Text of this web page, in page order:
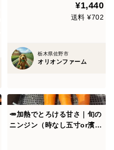
¥1,440
送料 ¥702
栃木県佐野市
オリオンファーム
🥕加熱でとろける甘さ｜旬の
ニンジン（時なし五寸or濱美